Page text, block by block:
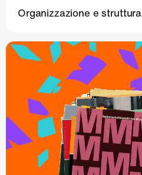
Organizzazione e struttura